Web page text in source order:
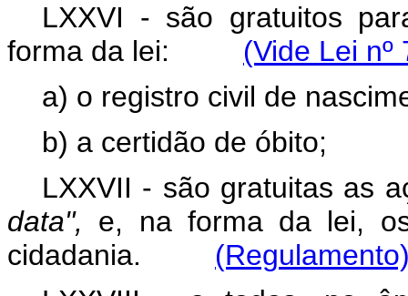
LXXVI - são gratuitos
forma da lei: (Vide Lei
a) o registro civil de
b) a certidão de óbito;
LXXVII - são gratuitas as
data", e, na forma da lei,
cidadania.